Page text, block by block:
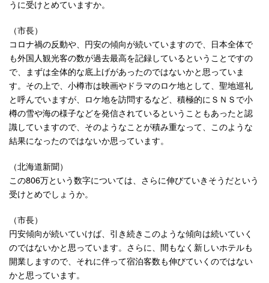
うに受けとめていますか。
（市長）
コロナ禍の反動や、円安の傾向が続いていますので、日本全体で
も外国人観光客の数が過去最高を記録しているということですの
で、まずは全体的な底上げがあったのではないかと思っていま
す。その上で、小樽市は映画やドラマのロケ地として、聖地巡礼
と呼んでいますが、ロケ地を訪問するなど、積極的にＳＮＳで小
樽の雪や海の様子などを発信されているということもあったと認
識していますので、そのようなことが積み重なって、このような
結果になったのではないか思っています。
（北海道新聞）
この806万という数字については、さらに伸びていきそうだという
受けとめでしょうか。
（市長）
円安傾向が続いていけば、引き続きこのような傾向は続いていく
のではないかと思っています。さらに、間もなく新しいホテルも
開業しますので、それに伴って宿泊客数も伸びていくのではない
かと思っています。